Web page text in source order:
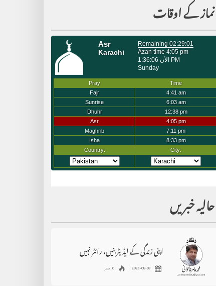
نماز کے اوقات
حالیہ خبریں
اپنی زندگی کے ایڈیٹر بنیں، رائٹر نہیں
2026-08-09 0 منظر